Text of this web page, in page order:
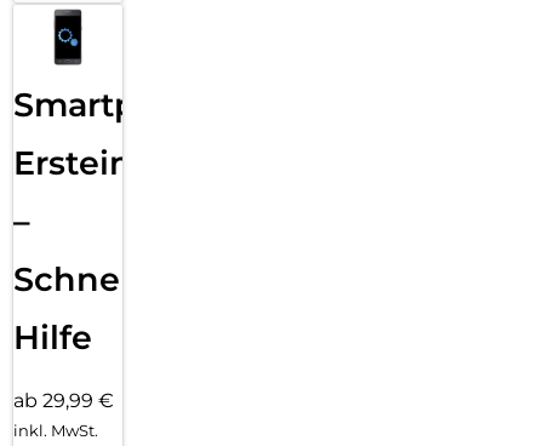
Smartphone
Ersteinrichtung
–
Schnelle
Hilfe
ab 29,99 €
inkl. MwSt.